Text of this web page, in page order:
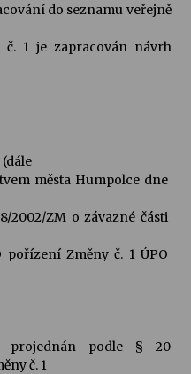
do seznamu veřejně
č. 1 je zapracován návrh
města Humpolce dne
2002/ZM o závazné části
pořízení Změny č. 1 ÚPO
projednán podle § 20
č. 1